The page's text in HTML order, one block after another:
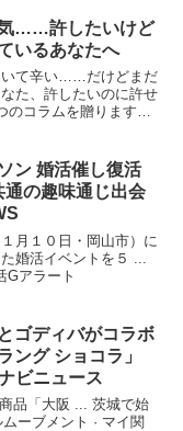
……許したいけど
いるあなたへ
いて辛い……だけどまだ
た、許したいのに許せ
のコラムを贈ります。
ン婚活催し復活
通の趣味通じ出会
月１０日・岡山市）に
婚活イベントを５ ...
Gアラート
ゴディバがコラボ
ング ショコラ」
ビニュース
品「大阪 ... 茨城で始
ーブメント · マイ関